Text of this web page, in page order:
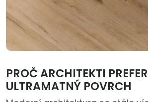
PROČ ARCHITEKTI
ULTRAMATNÝ POVRCH